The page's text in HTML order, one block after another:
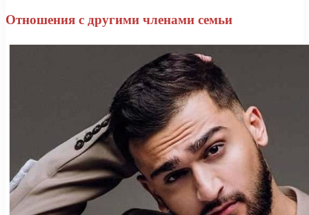
Отношения с другими членами семьи